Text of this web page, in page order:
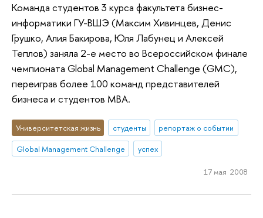
Команда студентов 3 курса факультета бизнес-
информатики ГУ-ВШЭ (Максим Хивинцев, Денис
Грушко, Алия Бакирова, Юля Лабунец и Алексей
Теплов) заняла 2-е место во Всероссийском финале
чемпионата Global Management Challenge (GMC),
переиграв более 100 команд представителей
бизнеса и студентов MBA.
Университетская жизнь студенты
репортаж о событии
Global Management Challenge
успех
17 мая 2008